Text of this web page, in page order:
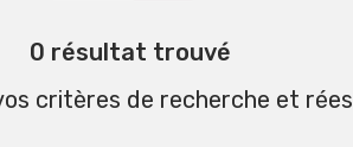
0 résultat trouvé
critères de recherche et